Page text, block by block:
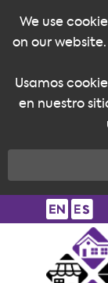
We use
on our
Usamos
en nuestro